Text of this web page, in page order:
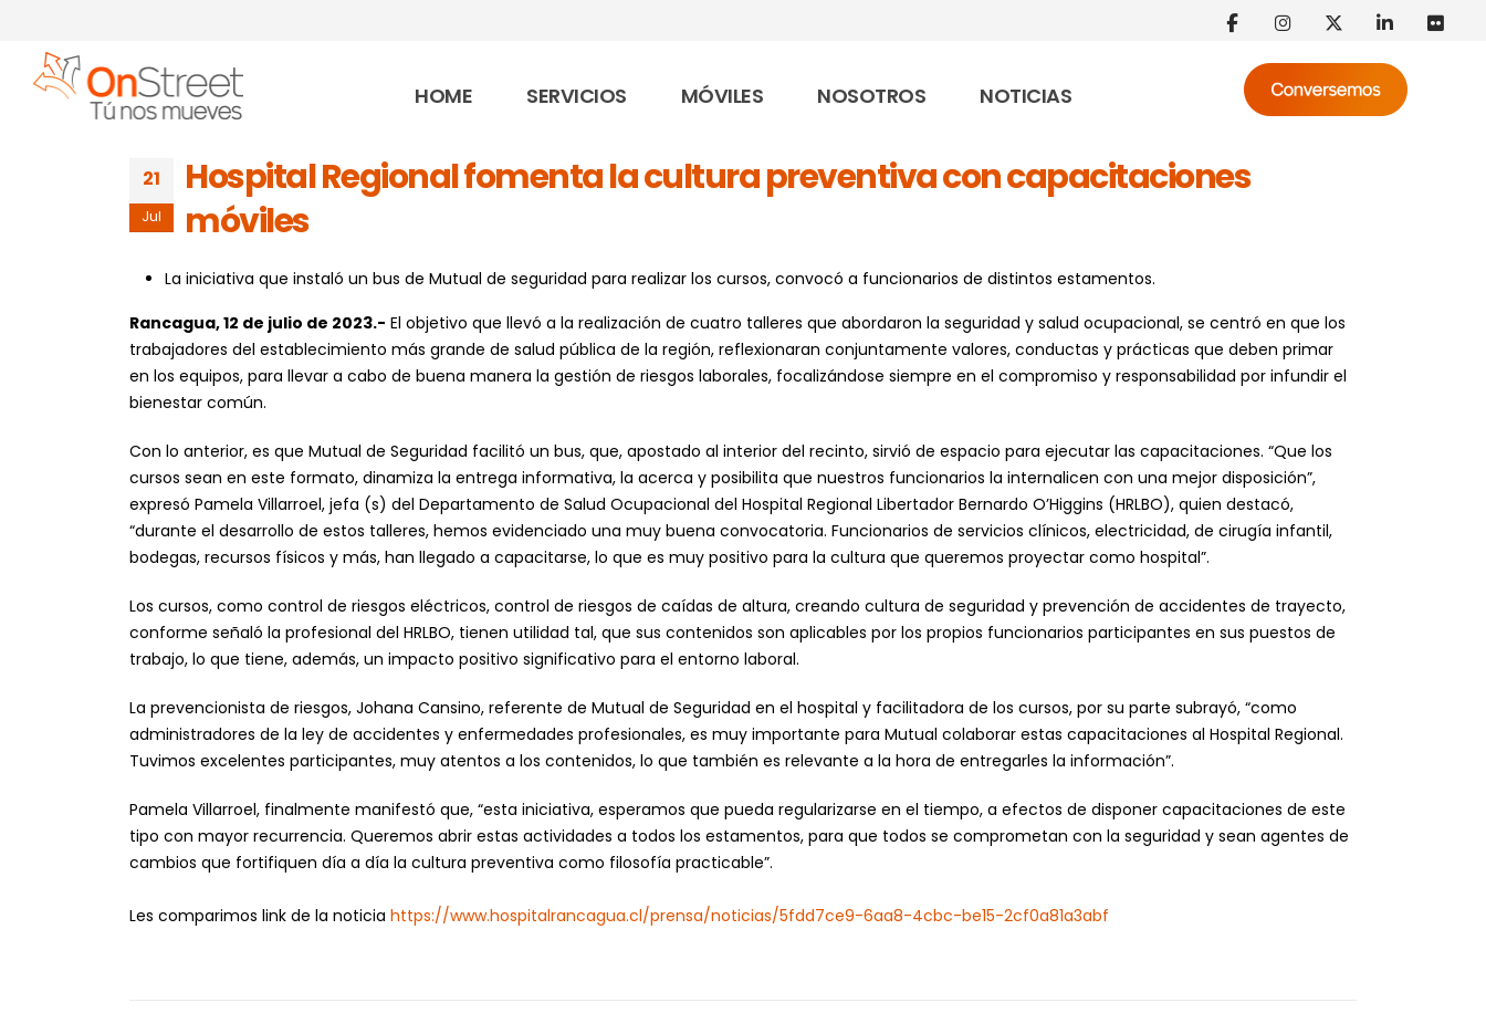
HOME SERVICIOS MÓVILES NOSOTROS NOTICIAS
21
Jul
Hospital Regional fomenta la cultura preventiva con capacitaciones
móviles
La iniciativa que instaló un bus de Mutual de seguridad para realizar los cursos, convocó a funcionarios de distintos estamentos.
Rancagua, 12 de julio de 2023.- El objetivo que llevó a la realización de cuatro talleres que abordaron la seguridad y salud ocupacional, se centró en que los
trabajadores del establecimiento más grande de salud pública de la región, reflexionaran conjuntamente valores, conductas y prácticas que deben primar
en los equipos, para llevar a cabo de buena manera la gestión de riesgos laborales, focalizándose siempre en el compromiso y responsabilidad por infundir el
bienestar común.
Con lo anterior, es que Mutual de Seguridad facilitó un bus, que, apostado al interior del recinto, sirvió de espacio para ejecutar las capacitaciones. “Que los
cursos sean en este formato, dinamiza la entrega informativa, la acerca y posibilita que nuestros funcionarios la internalicen con una mejor disposición”,
expresó Pamela Villarroel, jefa (s) del Departamento de Salud Ocupacional del Hospital Regional Libertador Bernardo O’Higgins (HRLBO), quien destacó,
“durante el desarrollo de estos talleres, hemos evidenciado una muy buena convocatoria. Funcionarios de servicios clínicos, electricidad, de cirugía infantil,
bodegas, recursos físicos y más, han llegado a capacitarse, lo que es muy positivo para la cultura que queremos proyectar como hospital”.
Los cursos, como control de riesgos eléctricos, control de riesgos de caídas de altura, creando cultura de seguridad y prevención de accidentes de trayecto,
conforme señaló la profesional del HRLBO, tienen utilidad tal, que sus contenidos son aplicables por los propios funcionarios participantes en sus puestos de
trabajo, lo que tiene, además, un impacto positivo significativo para el entorno laboral.
La prevencionista de riesgos, Johana Cansino, referente de Mutual de Seguridad en el hospital y facilitadora de los cursos, por su parte subrayó, “como
administradores de la ley de accidentes y enfermedades profesionales, es muy importante para Mutual colaborar estas capacitaciones al Hospital Regional.
Tuvimos excelentes participantes, muy atentos a los contenidos, lo que también es relevante a la hora de entregarles la información”.
Pamela Villarroel, finalmente manifestó que, “esta iniciativa, esperamos que pueda regularizarse en el tiempo, a efectos de disponer capacitaciones de este
tipo con mayor recurrencia. Queremos abrir estas actividades a todos los estamentos, para que todos se comprometan con la seguridad y sean agentes de
cambios que fortifiquen día a día la cultura preventiva como filosofía practicable”.
Les comparimos link de la noticia https://www.hospitalrancagua.cl/prensa/noticias/5fdd7ce9-6aa8-4cbc-be15-2cf0a81a3abf